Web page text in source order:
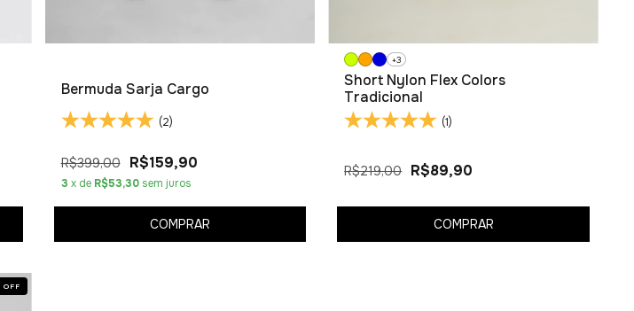
Bermuda Sarja Cargo
(2)
R$399,00 R$159,90
3 x de R$53,30 sem juros
COMPRAR
+3
Short Nylon Flex Colors
Tradicional
(1)
R$219,00 R$89,90
COMPRAR
OFF